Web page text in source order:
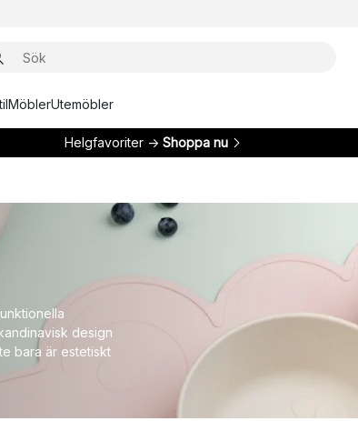
MöblerUtemöbler
Helgfavoriter → Shoppa nu
design
bara är estetiskt